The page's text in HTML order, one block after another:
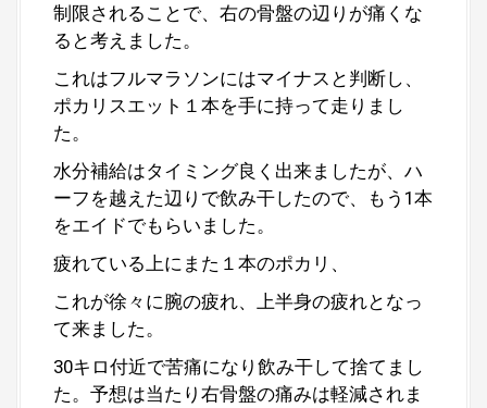
制限されることで、右の骨盤の辺りが痛くな
ると考えました。
これはフルマラソンにはマイナスと判断し、
ポカリスエット１本を手に持って走りまし
た。
水分補給はタイミング良く出来ましたが、ハ
ーフを越えた辺りで飲み干したので、もう1本
をエイドでもらいました。
疲れている上にまた１本のポカリ、
これが徐々に腕の疲れ、上半身の疲れとなっ
て来ました。
30キロ付近で苦痛になり飲み干して捨てまし
た。予想は当たり右骨盤の痛みは軽減されま